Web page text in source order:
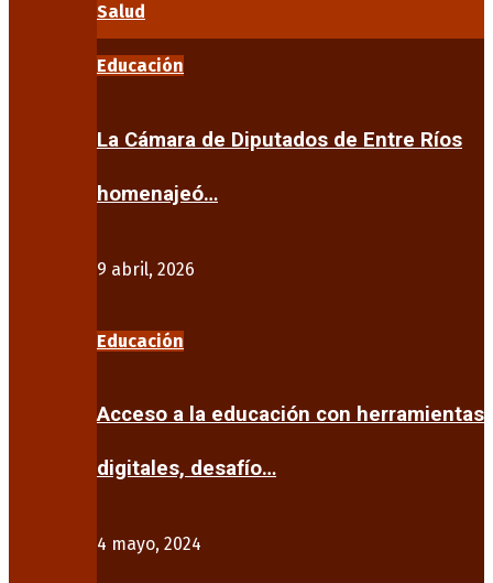
Salud
Educación
La Cámara de Diputados de Entre Ríos
homenajeó…
9 abril, 2026
Educación
Acceso a la educación con herramientas
digitales, desafío…
4 mayo, 2024